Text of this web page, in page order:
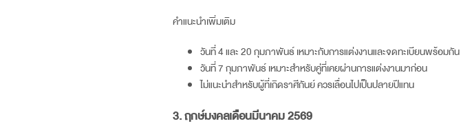
คำแนะนำเพิ่มเติม
วันที่ 4 และ 20 กุมภาพันธ์ เหมาะกับการแต่งงานและจดทะเบียนพร้อมกัน
วันที่ 7 กุมภาพันธ์ เหมาะสำหรับคู่ที่เคยผ่านการแต่งงานมาก่อน
ไม่แนะนำสำหรับผู้ที่เกิดราศีกันย์ ควรเลื่อนไปเป็นปลายปีแทน
3. ฤกษ์มงคลเดือนมีนาคม2569